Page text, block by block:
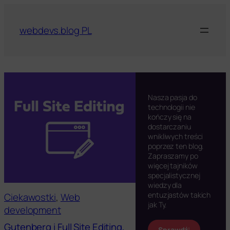
treściwebdevs.blog PL
Ciekawostki, Web
development
Gutenberg i Full Site Editing,
Nasza pasja do
technologii nie
kończy się na
dostarczaniu
wnikliwych treści
poprzez ten blog.
Zapraszamy po
więcej tajników
specjalistycznej
wiedzy dla
entuzjastów takich
jak Ty.